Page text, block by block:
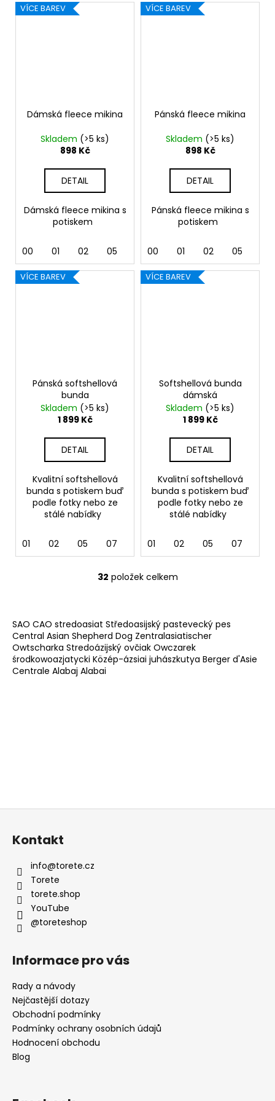
VÍCE BAREV
Dámská fleece mikina
Skladem (>5 ks)
898 Kč
DETAIL
Dámská fleece mikina s
potiskem
00 01 02 05 40 44
VÍCE BAREV
Pánská fleece mikina
Skladem (>5 ks)
898 Kč
DETAIL
Pánská fleece mikina s
potiskem
00 01 02 05
VÍCE BAREV
Pánská softshellová
bunda
Skladem (>5 ks)
1 899 Kč
DETAIL
Kvalitní softshellová
bunda s potiskem buď
podle fotky nebo ze
stálé nabídky
01 02 05 07
VÍCE BAREV
Softshellová bunda
dámská
Skladem (>5 ks)
1 899 Kč
DETAIL
Kvalitní softshellová
bunda s potiskem buď
podle fotky nebo ze
stálé nabídky
01 02 05 07
O
á
d
a
c
s
32 položek celkem
SAO CAO stredoasiat Středoasijský pastevecký pes
Central Asian Shepherd Dog Zentralasiatischer
Owtscharka Stredoázijský ovčiak Owczarek
środkowoazjatycki Közép-ázsiai juhászkutya Berger d'Asie
Centrale Alabaj Alabai
Z
Kontakt
info@torete.cz
Torete
torete.shop
YouTube
@toreteshop
Informace pro vás
Rady a návody
Nejčastější dotazy
Obchodní podmínky
Podmínky ochrany osobních údajů
Hodnocení obchodu
Blog